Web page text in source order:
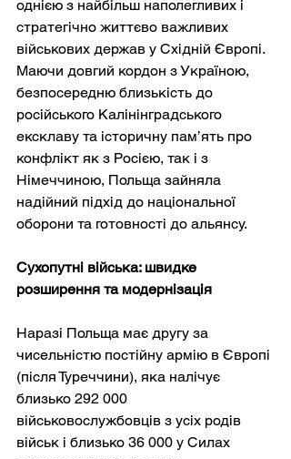
однією з найбільш наполегливих і
стратегічно життєво важливих
військових держав у Східній Європі.
Маючи довгий кордон з Україною,
безпосередню близькість до
російського Калінінградського
ексклаву та історичну пам’ять про
конфлікт як з Росією, так і з
Німеччиною, Польща зайняла
надійний підхід до національної
оборони та готовності до альянсу.
Сухопутні війська: швидке
розширення та модернізація
Наразі Польща має другу за
чисельністю постійну армію в Європі
(після Туреччини), яка налічує
близько 292 000
військовослужбовців з усіх родів
військ і близько 36 000 у Силах